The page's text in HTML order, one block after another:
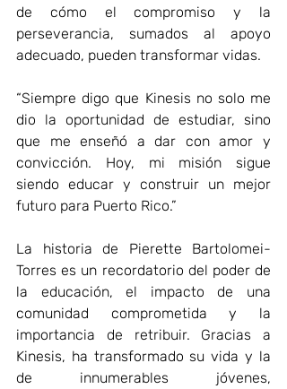
de cómo el compromiso y la
perseverancia, sumados al apoyo
adecuado, pueden transformar vidas.
“Siempre digo que Kinesis no solo me
dio la oportunidad de estudiar, sino
que me enseñó a dar con amor y
convicción. Hoy, mi misión sigue
siendo educar y construir un mejor
futuro para Puerto Rico.”
La historia de Pierette Bartolomei-
Torres es un recordatorio del poder de
la educación, el impacto de una
comunidad comprometida y la
importancia de retribuir. Gracias a
Kinesis, ha transformado su vida y la
de innumerables jóvenes,